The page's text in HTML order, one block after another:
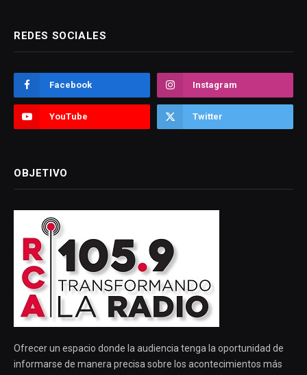
REDES SOCIALES
Facebook Instagram
YouTube Twitter
OBJETIVO
Ofrecer un espacio donde la audiencia tenga la oportunidad de
informarse de manera precisa sobre los acontecimientos más